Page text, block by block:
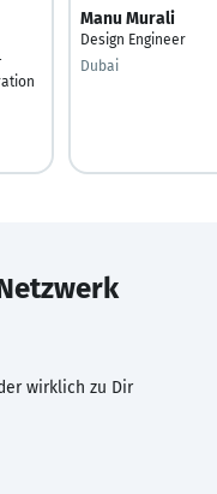
Manu Murali
Design Engineer
Dubai
wirklich zu Dir